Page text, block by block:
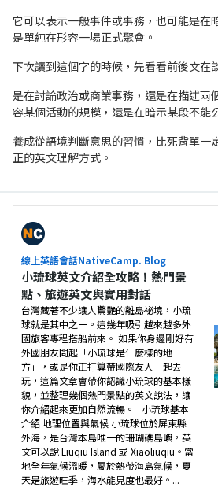
它可以表示一般事件或事務，也可能是在
是單純在形容一場正式聚會。
下次讀到這個字的時候，先看看前後文在
是在討論政治或商業事務，還是在描述兩
容某個活動的規模，還是在暗示某段不能
養成從語境判斷意思的習慣，比死背單一
正的英文理解方式。
線上英語會話NativeCamp. Blog
小琉球英文介紹全攻略！熱門景
點、旅遊英文與實用對話
台灣藏著不少讓人驚艷的離島祕境，小琉
球就是其中之一。這幾年吸引越來越多外
國旅客專程搭船前來。 如果你身邊剛好有
外國朋友問起「小琉球是什麼樣的地
方」，或是你正打算帶國際友人一起去
玩，這篇文章會帶你認識小琉球的基本樣
貌，並整理幾個熱門景點的英文說法，讓
你介紹起來更加自然流暢。 小琉球基本
介紹 地理位置與氣候 小琉球位於屏東縣
外海，是台灣本島唯一的珊瑚礁島嶼，英
文可以說 Liuqiu Island 或 Xiaoliuqiu。當
地全年氣候溫暖，屬於熱帶海島氣候，夏
天是旅遊旺季，海水能見度也最好。...